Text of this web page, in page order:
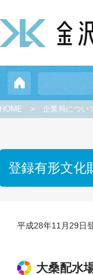
HOME > 企業局につい
登録有形文
平成28年11月29日
大桑配水